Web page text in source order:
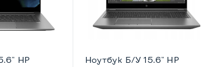
HP
Ноутбук Б/У 15.6" HP